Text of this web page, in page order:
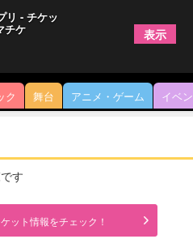
ク 舞台 アニメ・ゲーム イベ
す
ット情報をチェック！
リ - チケッ
チケ 表示